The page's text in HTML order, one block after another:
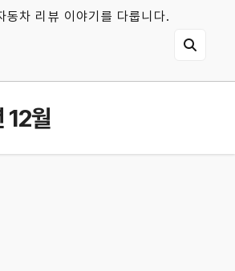
동차 리뷰 이야기를 다룹니다.
12월